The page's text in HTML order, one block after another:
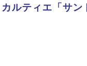
カルティエ「サン